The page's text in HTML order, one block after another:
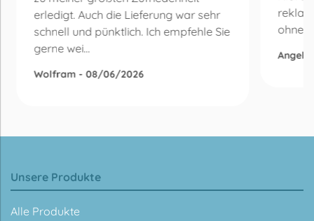
erledigt. Auch die Lieferung war sehr
schnell und pünktlich. Ich empfehle Sie
gerne wei...
Wolfram - 08/06/2026
ohne
Unsere Produkte
Alle Produkte